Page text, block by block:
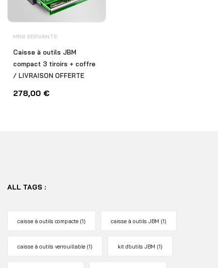
MINI SERVANTE
Caisse à outils JBM
compact 3 tiroirs + coffre
/ LIVRAISON OFFERTE
278,00 €
ALL TAGS :
caisse à outils compacte (1) caisse à outils JBM (1)
caisse à outils verrouillable (1) kit d’outils JBM (1)